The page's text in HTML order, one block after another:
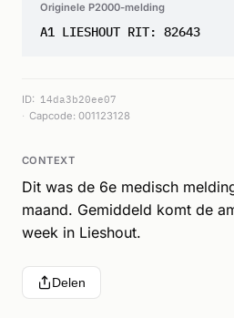
Originele P2000-melding
A1 LIESHOUT RIT: 82643
ID: 14da3b20ee07
Capcode: 001123128
CONTEXT
Dit was de 6e medisch
maand. Gemiddeld komt de
week in Lieshout.
Delen